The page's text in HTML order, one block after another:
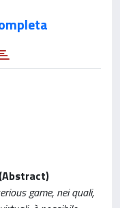
game, nei quali,